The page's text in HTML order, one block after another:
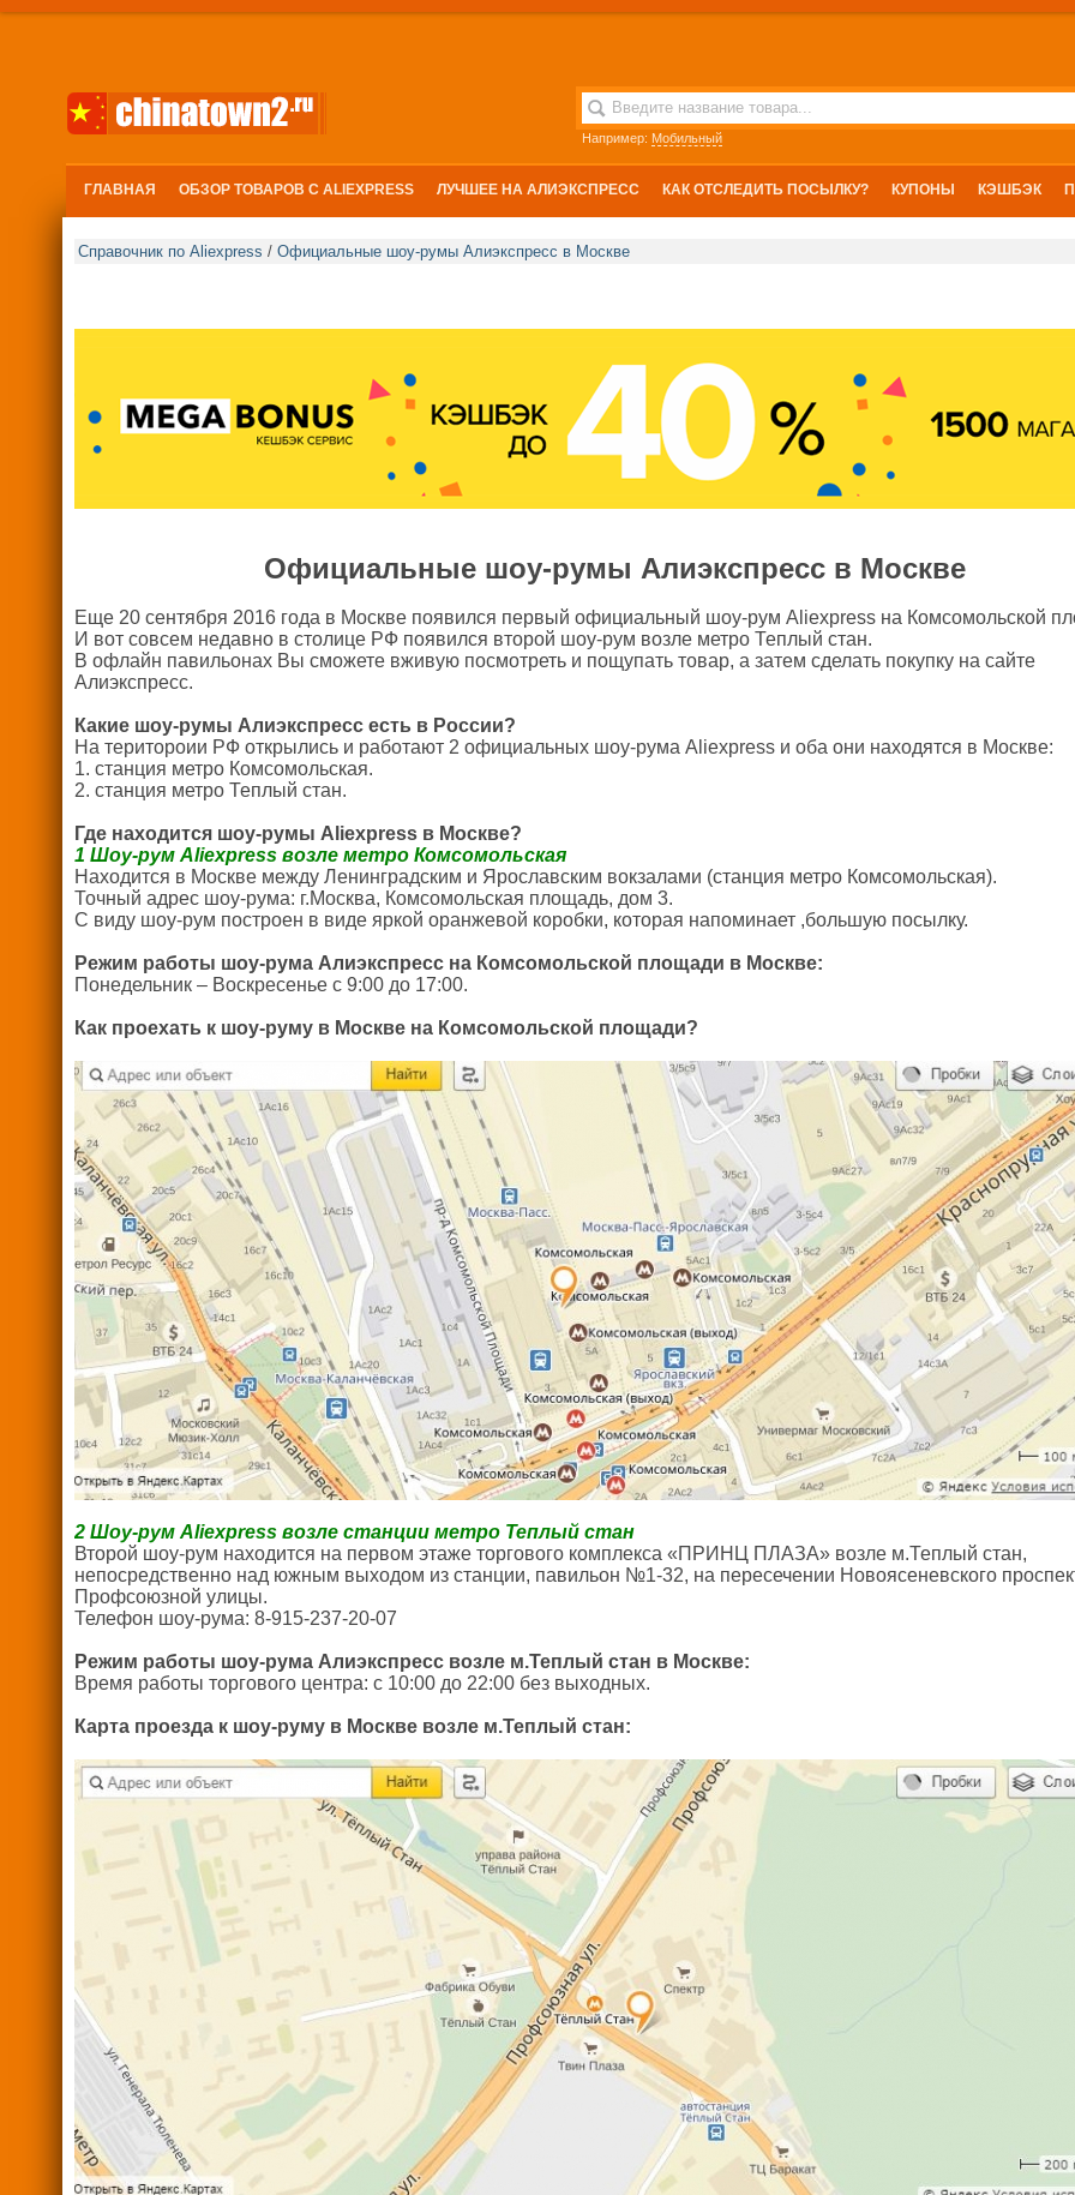
Например: Мобильный
ГЛАВНАЯ ОБЗОР ТОВАРОВ С ALIEXPRESS ЛУЧШЕЕ НА АЛИЭКСПРЕСС КАК ОТСЛЕДИТЬ ПОСЫЛКУ? КУПОНЫ КЭШБЭК
Справочник по Aliexpress / Официальные шоу-румы Алиэкспресс в Москве
Официальные шоу-румы Алиэкспресс в Москве
Еще 20 сентября 2016 года в Москве появился первый официальный шоу-рум Aliexpress на Комсомольской
И вот совсем недавно в столице РФ появился второй шоу-рум возле метро Теплый стан.
В офлайн павильонах Вы сможете вживую посмотреть и пощупать товар, а затем сделать покупку на сайте
Алиэкспресс.
Какие шоу-румы Алиэкспресс есть в России?
На територоии РФ открылись и работают 2 официальных шоу-рума Aliexpress и оба они находятся в Москве:
1. станция метро Комсомольская.
2. станция метро Теплый стан.
Где находится шоу-румы Aliexpress в Москве?
1 Шоу-рум Aliexpress возле метро Комсомольская
Находится в Москве между Ленинградским и Ярославским вокзалами (станция метро Комсомольская).
Точный адрес шоу-рума: г.Москва, Комсомольская площадь, дом 3.
С виду шоу-рум построен в виде яркой оранжевой коробки, которая напоминает ,большую посылку.
Режим работы шоу-рума Алиэкспресс на Комсомольской площади в Москве:
Понедельник – Воскресенье с 9:00 до 17:00.
Как проехать к шоу-руму в Москве на Комсомольской площади?
2 Шоу-рум Aliexpress возле станции метро Теплый стан
Второй шоу-рум находится на первом этаже торгового комплекса «ПРИНЦ ПЛАЗА» возле м.Теплый стан,
непосредственно над южным выходом из станции, павильон №1-32, на пересечении Новоясеневского
Профсоюзной улицы.
Телефон шоу-рума: 8-915-237-20-07
Режим работы шоу-рума Алиэкспресс возле м.Теплый стан в Москве:
Время работы торгового центра: с 10:00 до 22:00 без выходных.
Карта проезда к шоу-руму в Москве возле м.Теплый стан: